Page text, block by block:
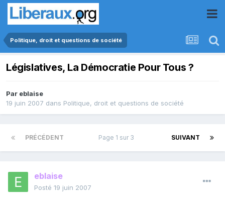
Politique, droit et questions de société
Législatives, La Démocratie Pour Tous ?
Par eblaise
19 juin 2007 dans Politique, droit et questions de société
PRÉCÉDENT SUIVANT
Page 1 sur 3
eblaise
Posté 19 juin 2007